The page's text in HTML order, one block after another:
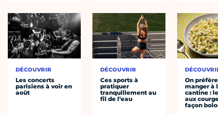
DÉCOUVRIR
Les concerts
parisiens à voir en
août
DÉCOUVRIR
Ces sports à
pratiquer
tranquillement au
fil de l’eau
On préfère
manger à
cantine :
aux
façon